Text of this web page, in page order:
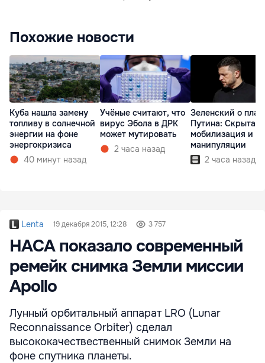
Похожие новости
Куба нашла замену
топливу в солнечной
энергии на фоне
энергокризиса
40 минут назад
Учёные считают, что
вирус Эбола в ДРК
может мутировать
2 часа назад
Зеленский о
Путина: Скрытая
мобилизация и
манипуляции
2 часа назад
Lenta 19 декабря 2015, 12:28 3 757
НАСА показало современный
ремейк снимка Земли миссии
Apollo
Лунный орбитальный аппарат LRO (Lunar
Reconnaissance Orbiter) сделал
высококачествественный снимок Земли на
фоне спутника планеты.